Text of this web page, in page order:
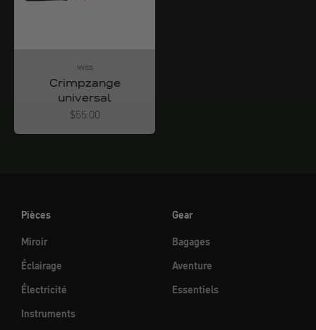
iwiss
Crimpzange
universal
Angebot
$55.00
Pièces
Miroir
Éclairage
Électricité
Instruments
Gear
Bagages
Aventure
Essentiels